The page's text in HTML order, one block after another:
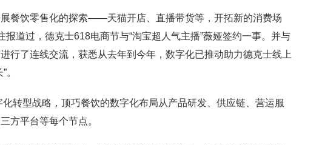
餐饮零售化的探索——天猫开店、直播带货等，开拓新的消费场
报道过，德克士618电商节与“淘宝超人气主播”薇娅签约一事。并与
行了连线交流，获悉从去年到今年，数字化已推动助力德克士线上
。
转型战略，顶巧餐饮的数字化布局从产品研发、供应链、营运服
方平台等每个节点。